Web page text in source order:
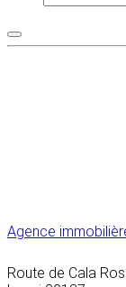
Agence
Route de Cala